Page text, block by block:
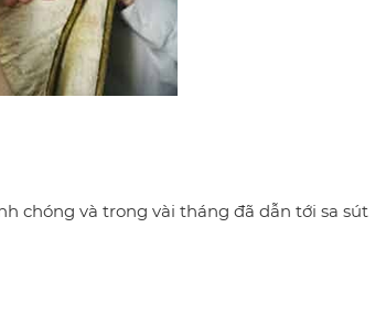
chóng và trong vài tháng đã dẫn tới sa sút